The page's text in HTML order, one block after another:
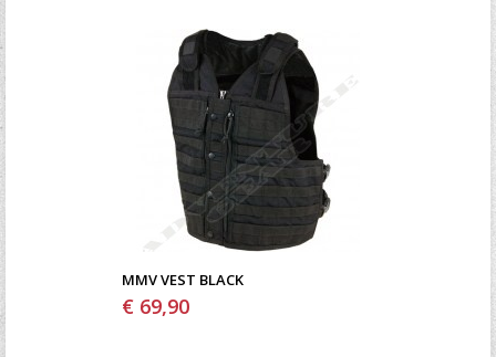
MMV VEST BLACK
€ 69,90